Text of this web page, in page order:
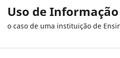
Uso de
o caso de uma instituição de